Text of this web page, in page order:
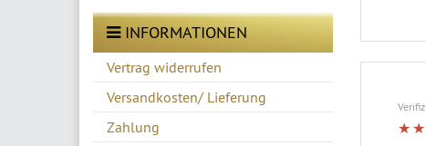
INFORMATIONEN
Vertrag widerrufen
Versandkosten/ Lieferung
Zahlung